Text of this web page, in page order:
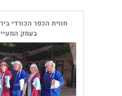
חווית הכפר הכורדי
בעמק